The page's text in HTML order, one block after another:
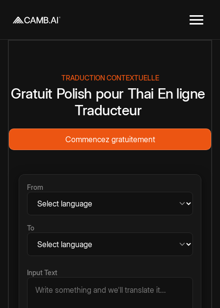
TRADUCTION CONTEXTUELLE
Gratuit Polish pour Thai En ligne
Traducteur
Commencez gratuitement
From
To
Input Text